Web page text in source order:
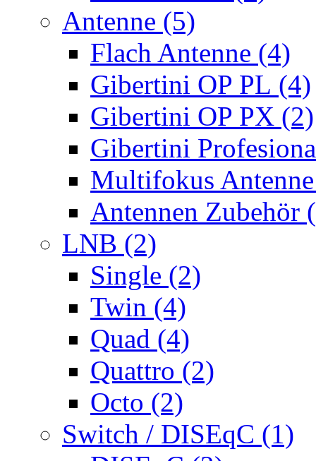
Antenne (5)
Flach Antenne (4)
Gibertini OP PL (4)
Gibertini OP PX (2)
Gibertini
Multifokus
Antennen Zubehör
LNB (2)
Single (2)
Twin (4)
Quad (4)
Quattro (2)
Octo (2)
Switch / DISEqC (1)